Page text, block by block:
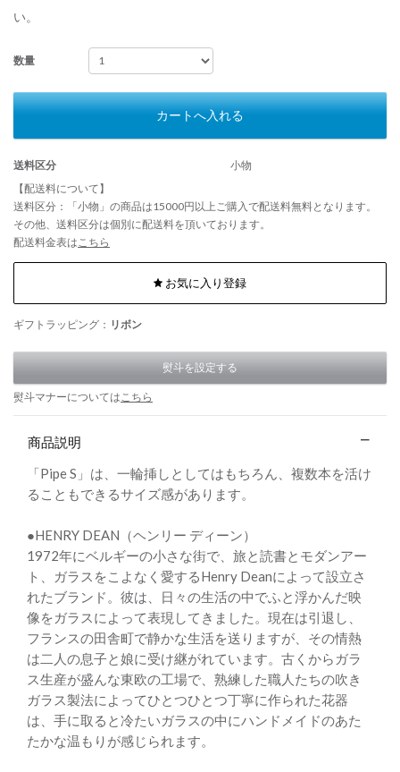
い。
数量
カートへ入れる
送料区分
小物
【配送料について】
送料区分：「小物」の商品は15000円以上ご購入で配送料無料となります。
その他、送料区分は個別に配送料を頂いております。
配送料金表は こちら
お気に入り登録
ギフトラッピング： リボン
熨斗を設定する
熨斗マナーについてはこちら
商品説明
「Pipe S」は、一輪挿しとしてはもちろん、複数本を活け
ることもできるサイズ感があります。
●HENRY DEAN（ヘンリー ディーン）
1972年にベルギーの小さな街で、旅と読書とモダンアー
ト、ガラスをこよなく愛するHenry Deanによって設立さ
れたブランド。彼は、日々の生活の中でふと浮かんだ映
像をガラスによって表現してきました。現在は引退し、
フランスの田舎町で静かな生活を送りますが、その情熱
は二人の息子と娘に受け継がれています。古くからガラ
ス生産が盛んな東欧の工場で、熟練した職人たちの吹き
ガラス製法によってひとつひとつ丁寧に作られた花器
は、手に取ると冷たいガラスの中にハンドメイドのあた
たかな温もりが感じられます。